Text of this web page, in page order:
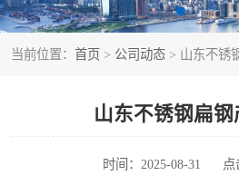
当前位置： 首页 > 公司动态 > 山东不锈
山东不锈钢扁
时间：2025-08-31 点
不锈钢人孔
不锈钢角钢